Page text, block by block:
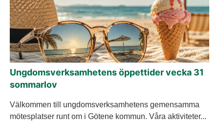
Ungdomsverksamhetens öppettider vecka 31
sommarlov
Välkommen till ungdomsverksamhetens gemensamma
mötesplatser runt om i Götene kommun. Våra aktiviteter...